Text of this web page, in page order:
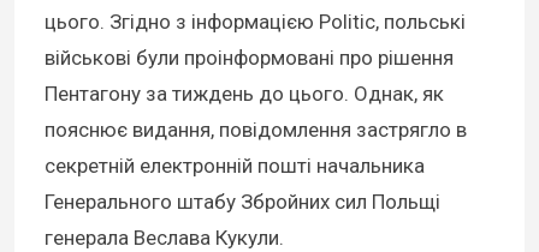
цього. Згідно з інформацією Politic, польські
військові були проінформовані про рішення
Пентагону за тиждень до цього. Однак, як
пояснює видання, повідомлення застрягло в
секретній електронній пошті начальника
Генерального штабу Збройних сил Польщі
генерала Веслава Кукули.